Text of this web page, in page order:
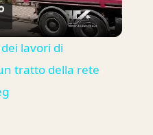
lavori di
tratto della rete